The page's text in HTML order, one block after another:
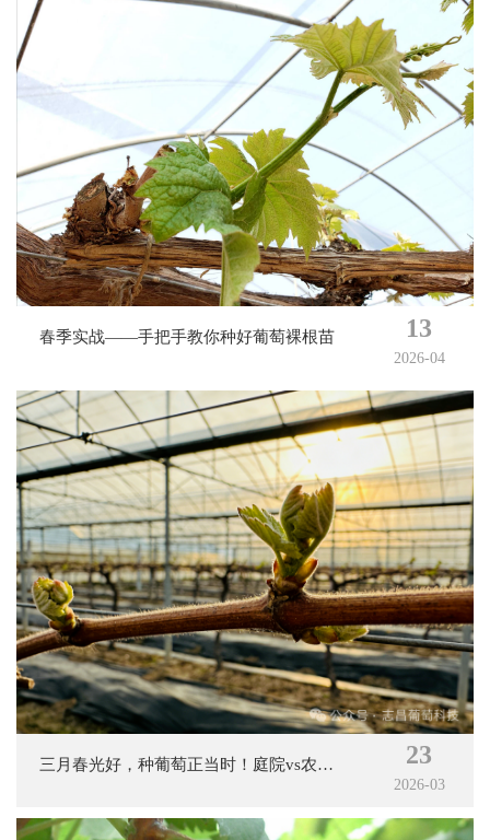
春季实战——手把手教你种好葡萄裸根苗 13
2026-04
三月春光好，种葡萄正当时！庭院vs农场
23
2026-03